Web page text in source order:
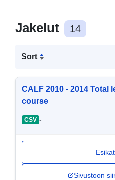
Jakelut 14
Sort
CALF 2010 - 2014 Total
course
CSV -
Sivustoon